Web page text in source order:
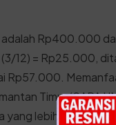
adalah Rp400.000
12) = Rp25.000,
Rp57.000.
Timur (SAPA
lebih presisi